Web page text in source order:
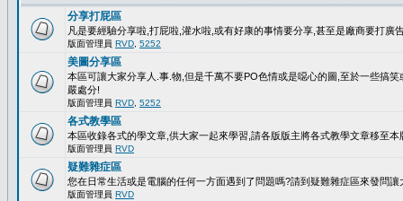
分享打屁區
凡是要經驗分享啦,打屁啦,灌水啦,或有好康的事情要分享,甚至是廠商要打廣
版面管理員 RVD 5252
美圖分享區
本區可讓大家分享人.事.物,但是千萬不要PO色情或是噁心的圖,至於一些搞
嚴處分!
版面管理員 RVD 5252
各式教學區
本區收錄各式的學文章,供大家一起來學習,請各版版主將各式教學文章移至本
版面管理員 RVD
疑難雜症區
您在日常生活或是電腦的任何一方面遇到了問題嗎?請到疑難雜症區來發問讓
版面管理員 RVD